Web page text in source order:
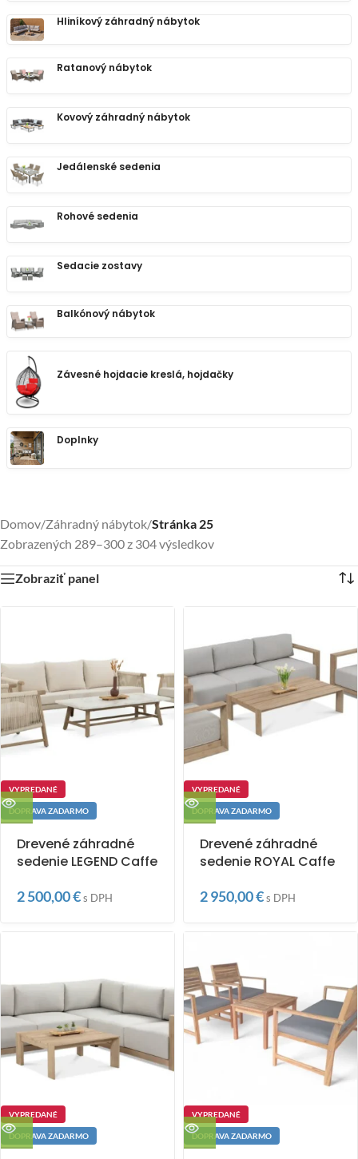
Hliníkový záhradný nábytok
Ratanový nábytok
Kovový záhradný nábytok
Jedálenské sedenia
Rohové sedenia
Sedacie zostavy
Balkónový nábytok
Závesné hojdacie kreslá, hojdačky
Doplnky
Domov/Záhradný nábytok/Stránka 25
Zobrazených 289–300 z 304 výsledkov
Zobraziť panel
VYPREDANÉ
DOPRAVA ZADARMO
Drevené záhradné
sedenie LEGEND Caffe
2 500,00€s DPH
VYPREDANÉ
DOPRAVA ZADARMO
Drevené záhradné
sedenie ROYAL Caffe
2 950,00€s DPH
VYPREDANÉ
DOPRAVA ZADARMO
VYPREDANÉ
DOPRAVA ZADARMO